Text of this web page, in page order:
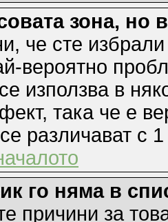
зона, но
че сте
вероятно
използва в
така че е
различават с
го няма в
причини за